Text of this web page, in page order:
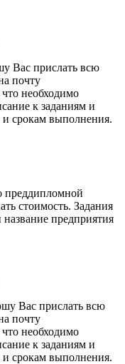
Вас прислать всю
почту
необходимо
к заданиям и
срокам выполнения.
преддипломной
стоимость. Задания
предприятия
Вас прислать всю
почту
необходимо
к заданиям и
срокам выполнения.